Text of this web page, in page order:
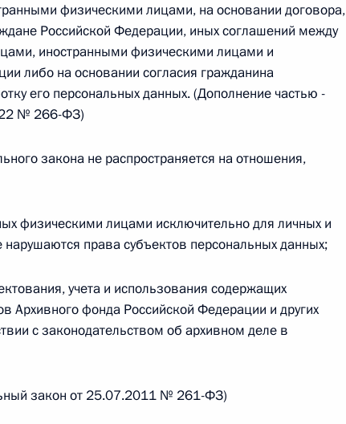
г. № 270-ФЗ
закона «Об автономных учреждениях»
г. № 244-ФЗ
Российской Федерации и Кабинетом
в Российской Федерации и Киргизской Республике
физическими лицами, на основании договора,
Российской Федерации, иных соглашений между
иностранными физическими лицами и
либо на основании согласия гражданина
его персональных данных. (Дополнение частью -
№ 266-ФЗ)
закона не распространяется на отношения,
физическими лицами исключительно для личных и
права субъектов персональных данных;
учета и использования содержащих
Архивного фонда Российской Федерации и других
с законодательством об архивном деле в
закон от 25.07.2011 № 261-ФЗ)